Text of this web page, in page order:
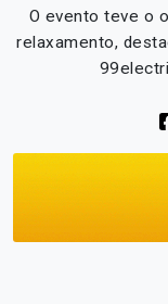
O evento teve o
relaxamento,